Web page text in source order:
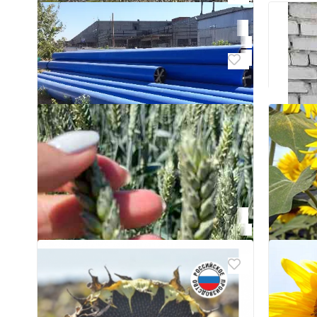
Щебень со склада
Донецк
₽ 900
прием труб пнд
2